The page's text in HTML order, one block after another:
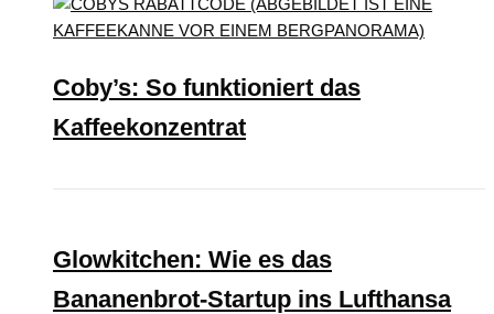
Coby’s: So funktioniert das
Kaffeekonzentrat
Glowkitchen: Wie es das
Bananenbrot-Startup ins Lufthansa